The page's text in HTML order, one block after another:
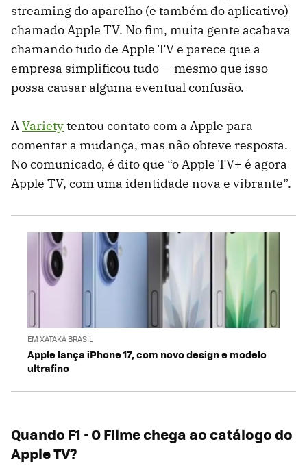
streaming do aparelho (e também do aplicativo)
chamado Apple TV. No fim, muita gente acabava
chamando tudo de Apple TV e parece que a
empresa simplificou tudo — mesmo que isso
possa causar alguma eventual confusão.
A Varietytentou contato com a Apple para
comentar a mudança, mas não obteve resposta.
No comunicado, é dito que “o Apple TV+ é agora
Apple TV, com uma identidade nova e vibrante”.
EM XATAKA BRASIL
Apple lança iPhone 17, com novo design e modelo
ultrafino
Quando F1 - O Filme chega ao catálogo do
Apple TV?